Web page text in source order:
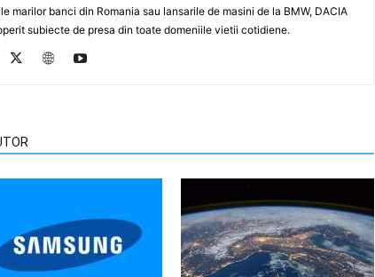
marilor banci din Romania sau lansarile de masini de la BMW, DACIA
subiecte de presa din toate domeniile vietii cotidiene.